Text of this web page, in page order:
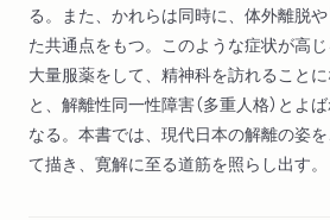
る。また、かれらは同時に、体外離脱や
た共通点をもつ。このような症状が高
大量服薬をして、精神科を訪れること
と、解離性同一性障害（多重人格）とよ
なる。本書では、現代日本の解離の姿
て描き、寛解に至る道筋を照らし出す。